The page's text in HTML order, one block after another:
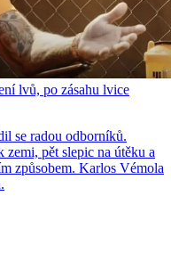
lvů, po zásahu lvice
se radou odborníků.
pět slepic na útěku a
způsobem. Karlos Vémola